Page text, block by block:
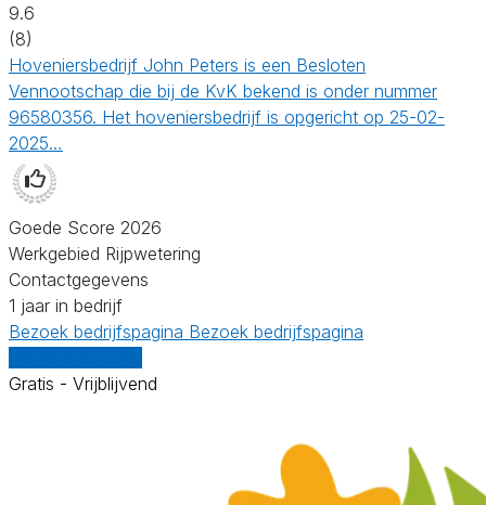
9.6
(8)
Hoveniersbedrijf John Peters is een Besloten
Vennootschap die bij de KvK bekend is onder nummer
96580356. Het hoveniersbedrijf is opgericht op 25-02-
2025…
Goede Score 2026
Werkgebied Rijpwetering
Contactgegevens
1 jaar in bedrijf
Bezoek bedrijfspagina Bezoek bedrijfspagina
Gratis - Vrijblijvend